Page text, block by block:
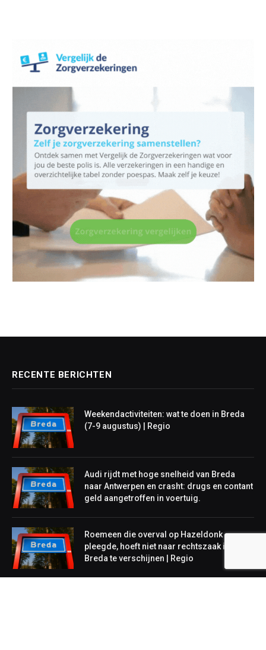
RECENTE BERICHTEN
Weekendactiviteiten: wat te doen in Breda
(7-9 augustus) | Regio
Audi rijdt met hoge snelheid van Breda
naar Antwerpen en crasht: drugs en contant
geld aangetroffen in voertuig.
Roemeen die overval op Hazeldonk
pleegde, hoeft niet naar rechtszaak in
Breda te verschijnen | Regio